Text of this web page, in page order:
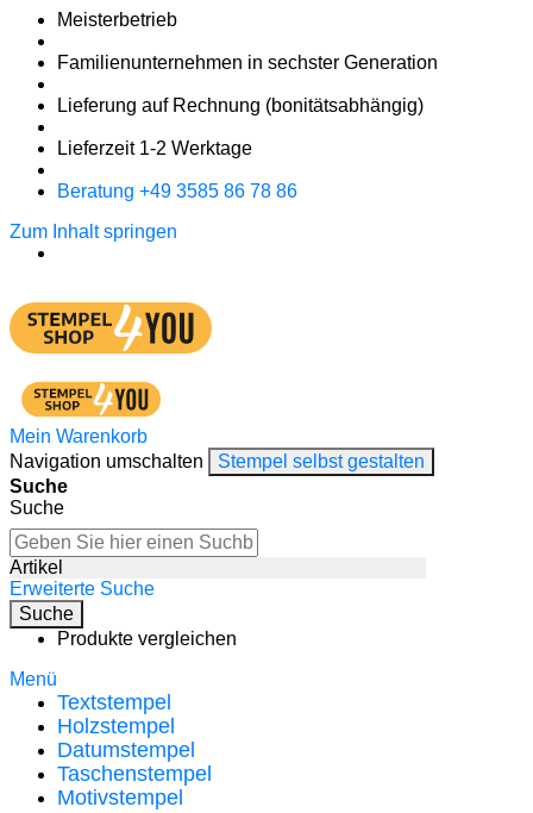
Meister­betrieb
Familien­unter­nehmen in sechster Gene­ration
Lieferung auf Rech­nung (bonitätsabhängig)
Liefer­zeit 1-2 Werk­tage
Bera­tung +49 3585 86 78 86
Zum Inhalt springen
Mein Warenkorb
Navigation umschalten
Stempel selbst gestalten
Suche
Suche
Artikel
Erweiterte Suche
Suche
Produkte vergleichen
Menü
Textstempel
Holzstempel
Datumstempel
Taschenstempel
Motivstempel